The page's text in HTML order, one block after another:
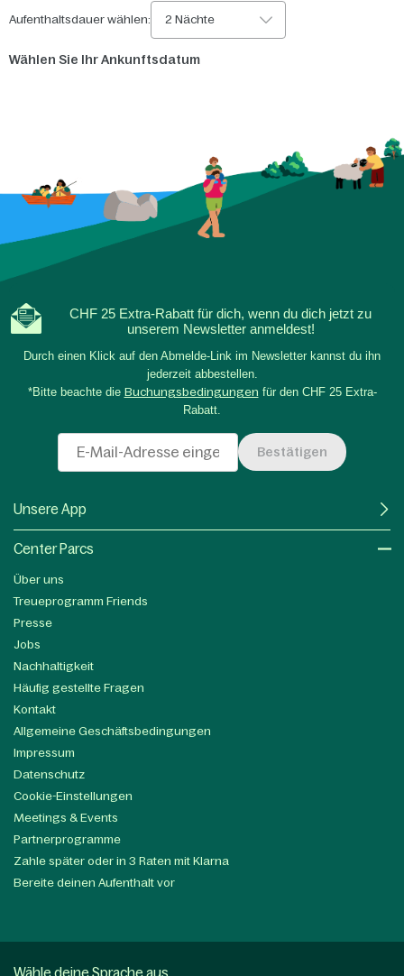
Aufenthaltsdauer wählen: 2 Nächte
Wählen Sie Ihr Ankunftsdatum
CHF 25 Extra-Rabatt für dich, wenn du dich jetzt zu
unserem Newsletter anmeldest!
Durch einen Klick auf den Abmelde-Link im Newsletter kannst du ihn
jederzeit abbestellen.
*Bitte beachte die Buchungsbedingungen für den CHF 25 Extra-
Rabatt.
Bestätigen
Unsere App
Center Parcs
Über uns
Treueprogramm Friends
Presse
Jobs
Nachhaltigkeit
Häufig gestellte Fragen
Kontakt
Allgemeine Geschäftsbedingungen
Impressum
Datenschutz
Cookie-Einstellungen
Meetings & Events
Partnerprogramme
Zahle später oder in 3 Raten mit Klarna
Bereite deinen Aufenthalt vor
Wähle deine Sprache aus